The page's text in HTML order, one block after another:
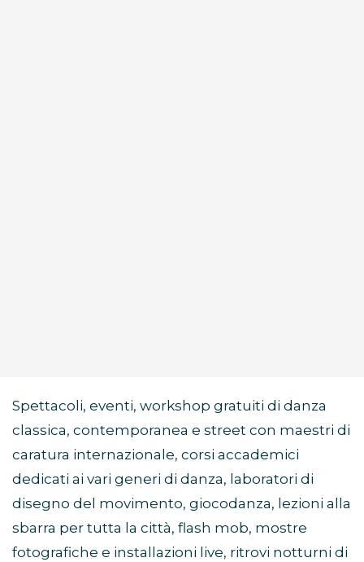
Spettacoli, eventi, workshop gratuiti di danza
classica, contemporanea e street con maestri di
caratura internazionale, corsi accademici
dedicati ai vari generi di danza, laboratori di
disegno del movimento, giocodanza, lezioni alla
sbarra per tutta la città, flash mob, mostre
fotografiche e installazioni live, ritrovi notturni di